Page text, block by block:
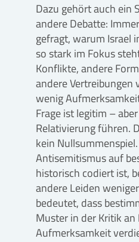
Dazu gehört auch ein
andere Debatte:
gefragt, warum Israel
so stark im Fokus
Konflikte, andere
andere Vertreibungen
wenig
Frage ist legitim –
Relativierung führen.
kein
Antisemitismus auf
historisch codiert ist,
andere Leiden
bedeutet, dass
Muster in der Kritik an
Aufmerksamkeit